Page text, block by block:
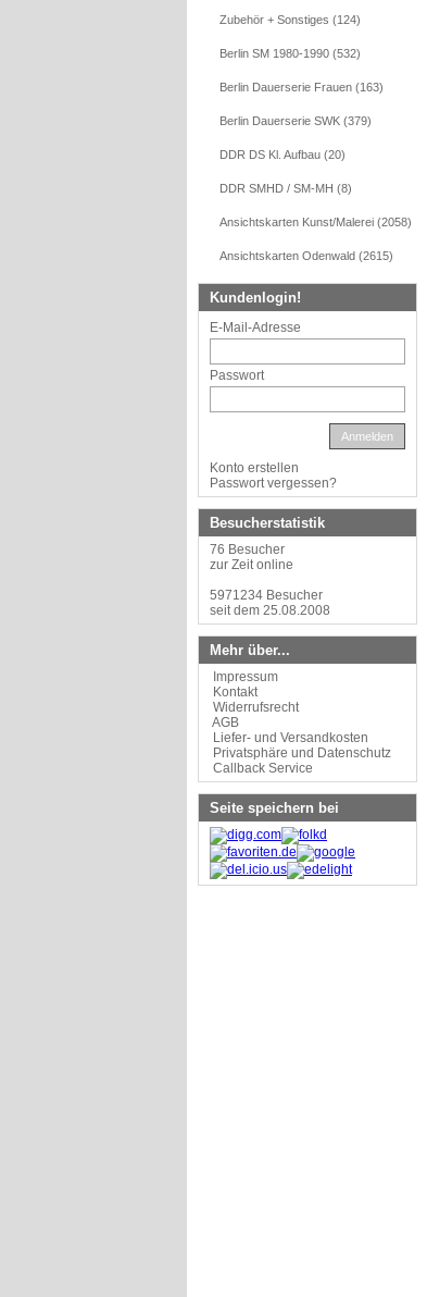
Zubehör + Sonstiges (124)
Berlin SM 1980-1990 (532)
Berlin Dauerserie Frauen (163)
Berlin Dauerserie SWK (379)
DDR DS Kl. Aufbau (20)
DDR SMHD / SM-MH (8)
Ansichtskarten Kunst/Malerei (2058)
Ansichtskarten Odenwald (2615)
Kundenlogin!
E-Mail-Adresse
Passwort
Anmelden
Konto erstellen
Passwort vergessen?
Besucherstatistik
76 Besucher
zur Zeit online
5971234 Besucher
seit dem 25.08.2008
Mehr über...
Impressum
Kontakt
Widerrufsrecht
AGB
Liefer- und Versandkosten
Privatsphäre und Datenschutz
Callback Service
Seite speichern bei